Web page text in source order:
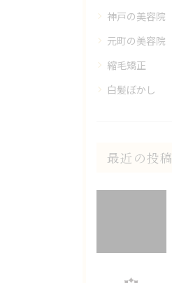
神戸の美容院
元町の美容院
縮毛矯正
白髪ぼかし
最近の投稿